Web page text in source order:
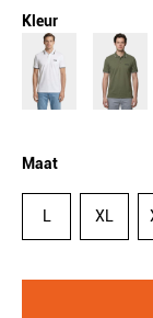
Kleur
Maat
L XL